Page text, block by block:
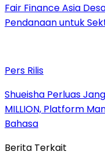
Fair Finance Asia
Pendanaan untuk
Pers Rilis
Shueisha Perluas
MILLION, Platform
Bahasa
Berita Terkait